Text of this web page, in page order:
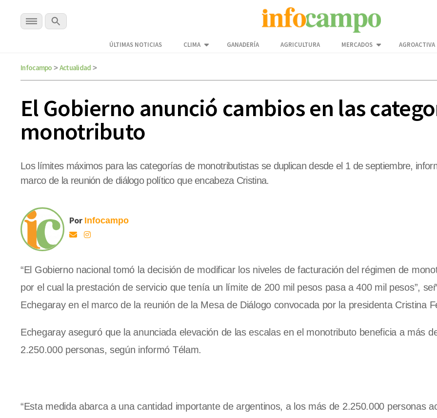
ÚLTIMAS NOTICIAS CLIMA GANADERÍA AGRICULTURA MERCADOS AGROACTIVA
Infocampo > Actualidad >
El Gobierno anunció cambios en las
monotributo
Los límites máximos para las categorías de monotributistas se duplican desde el 1 de septiembre,
marco de la reunión de diálogo político que encabeza Cristina.
Por Infocampo
“El Gobierno nacional tomó la decisión de modificar los niveles de facturación del régimen de
por el cual la prestación de servicio que tenía un límite de 200 mil pesos pasa a 400 mil pesos”,
Echegaray en el marco de la reunión de la Mesa de Diálogo convocada por la presidenta Cristina
Echegaray aseguró que la anunciada elevación de las escalas en el monotributo beneficia a más
2.250.000 personas, según informó Télam.
“Esta medida abarca a una cantidad importante de argentinos, a los más de 2.250.000 personas